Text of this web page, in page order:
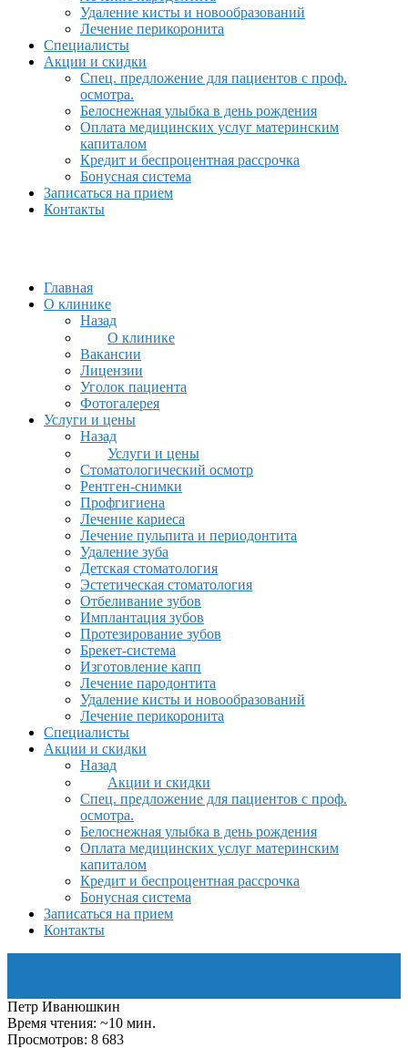
Удаление кисты и новообразований
Лечение перикоронита
Специалисты
Акции и скидки
Спец. предложение для пациентов с проф.
осмотра.
Белоснежная улыбка в день рождения
Оплата медицинских услуг материнским
капиталом
Кредит и беспроцентная рассрочка
Бонусная система
Записаться на прием
Контакты
Главная
О клинике
Назад
О клинике
Вакансии
Лицензии
Уголок пациента
Фотогалерея
Услуги и цены
Назад
Услуги и цены
Стоматологический осмотр
Рентген-снимки
Профгигиена
Лечение кариеса
Лечение пульпита и периодонтита
Удаление зуба
Детская стоматология
Эстетическая стоматология
Отбеливание зубов
Имплантация зубов
Протезирование зубов
Брекет-система
Изготовление капп
Лечение пародонтита
Удаление кисты и новообразований
Лечение перикоронита
Специалисты
Акции и скидки
Назад
Акции и скидки
Спец. предложение для пациентов с проф.
осмотра.
Белоснежная улыбка в день рождения
Оплата медицинских услуг материнским
капиталом
Кредит и беспроцентная рассрочка
Бонусная система
Записаться на прием
Контакты
Петр Иванюшкин
Время чтения: ~10 мин.
Просмотров: 8 683